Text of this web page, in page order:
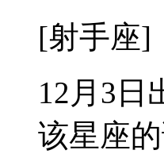
[射手座]
12月3日
该星座